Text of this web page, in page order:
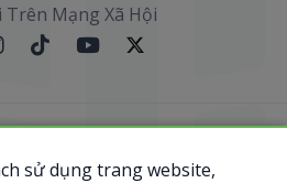
Trên Mạng Xã Hội
sử dụng trang website,